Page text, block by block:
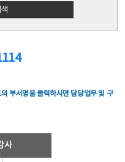
부서명을 클릭하시면 담당업무 및 구
사